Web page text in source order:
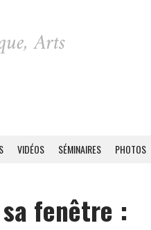
VIDÉOS SÉMINAIRES PHOTOS
fenêtre :